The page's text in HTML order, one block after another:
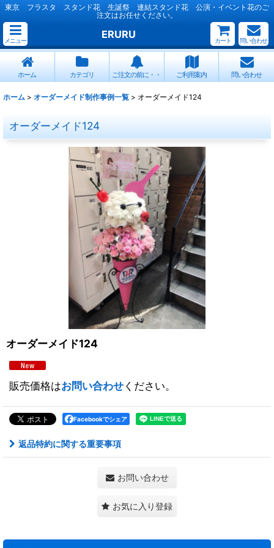
東京 フラスタ スタンド花 生誕祭 連結スタンド花 公演・イベント花のご
注文はお任せください。
メニュー
ERURU
カート 問い合わせ
ホーム カテゴリ ご注文の前に・・ ご利用案内 問い合わせ
ホーム > オーダーメイド制作事例一覧 > オーダーメイド124
オーダーメイド124
オーダーメイド124
販売価格はお問い合わせください。
Facebookでシェア
返品特約に関する重要事項
お問い合わせ
お気に入り登録